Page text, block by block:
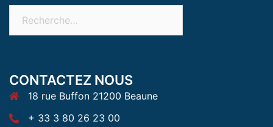
CONTACTEZ NOUS
18 rue Buffon 21200 Beaune
+ 33 3 80 26 23 00